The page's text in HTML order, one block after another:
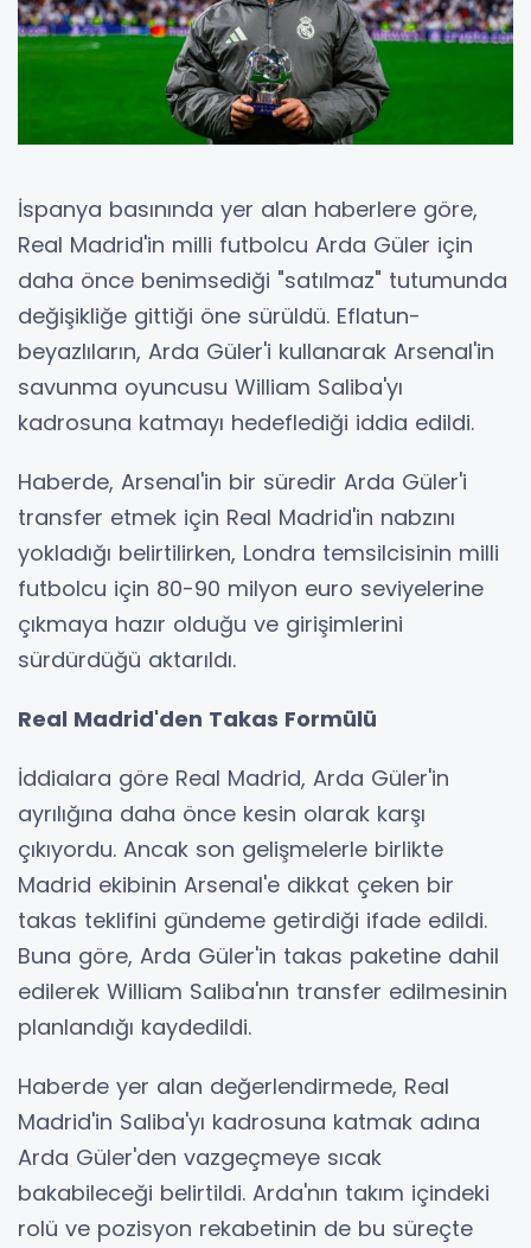
İspanya basınında yer alan haberlere göre,
Real Madrid'in milli futbolcu Arda Güler için
daha önce benimsediği "satılmaz" tutumunda
değişikliğe gittiği öne sürüldü. Eflatun-
beyazlıların, Arda Güler'i kullanarak Arsenal'in
savunma oyuncusu William Saliba'yı
kadrosuna katmayı hedeflediği iddia edildi.
Haberde, Arsenal'in bir süredir Arda Güler'i
transfer etmek için Real Madrid'in nabzını
yokladığı belirtilirken, Londra temsilcisinin milli
futbolcu için 80-90 milyon euro seviyelerine
çıkmaya hazır olduğu ve girişimlerini
sürdürdüğü aktarıldı.
Real Madrid'den Takas Formülü
İddialara göre Real Madrid, Arda Güler'in
ayrılığına daha önce kesin olarak karşı
çıkıyordu. Ancak son gelişmelerle birlikte
Madrid ekibinin Arsenal'e dikkat çeken bir
takas teklifini gündeme getirdiği ifade edildi.
Buna göre, Arda Güler'in takas paketine dahil
edilerek William Saliba'nın transfer edilmesinin
planlandığı kaydedildi.
Haberde yer alan değerlendirmede, Real
Madrid'in Saliba'yı kadrosuna katmak adına
Arda Güler'den vazgeçmeye sıcak
bakabileceği belirtildi. Arda'nın takım içindeki
rolü ve pozisyon rekabetinin de bu süreçte